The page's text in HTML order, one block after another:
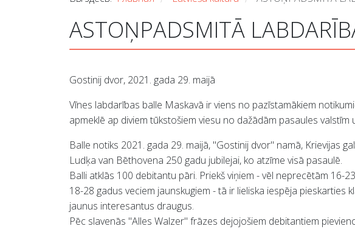
ASTOŅPADSMITĀ
Gostinij dvor, 2021. gada 29. maijā
Vīnes labdarības balle Maskavā ir viens no pazīstamākiem
apmeklē ap diviem tūkstošiem viesu no dažādām pasaules valstīm
Balle notiks 2021. gada 29. maijā, "Gostinij dvor" namā, Krievijas
Ludķa van Bēthovena 250 gadu jubilejai, ko atzīme visā pasaulē.
Balli atklās 100 debitantu pāri. Priekš viņiem - vēl neprecētām 16-
18-28 gadus veciem jaunskugiem - tā ir lieliska iespēja pieskarties
jaunus interesantus draugus.
Pēc slavenās "Alles Walzer" frāzes dejojošiem debitantiem